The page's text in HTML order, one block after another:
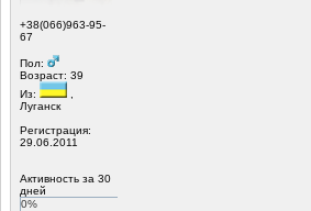
+38(066)963-95-
67
Пол:
Возраст: 39
Из:
Луганск
Регистрация:
29.06.2011
Активность за 30
дней
0%